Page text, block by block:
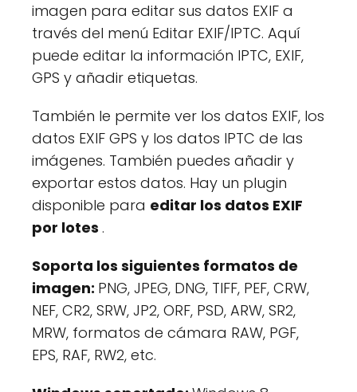
imagen para editar sus datos EXIF a
través del menú Editar EXIF/IPTC. Aquí
puede editar la información IPTC, EXIF,
GPS y añadir etiquetas.
También le permite ver los datos EXIF, los
datos EXIF GPS y los datos IPTC de las
imágenes. También puedes añadir y
exportar estos datos. Hay un plugin
disponible para editar los datos EXIF
por lotes .
Soporta los siguientes formatos de
imagen: PNG, JPEG, DNG, TIFF, PEF, CRW,
NEF, CR2, SRW, JP2, ORF, PSD, ARW, SR2,
MRW, formatos de cámara RAW, PGF,
EPS, RAF, RW2, etc.